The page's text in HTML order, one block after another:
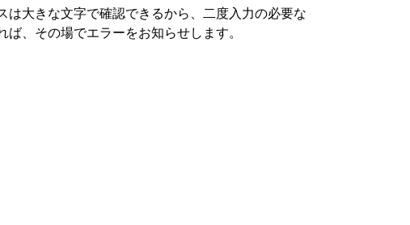
は大きな文字で確認できるから、二度入力の必要な
ば、その場でエラーをお知らせします。